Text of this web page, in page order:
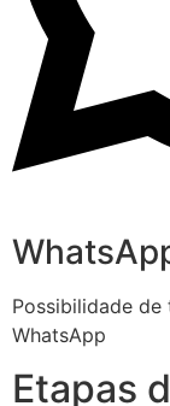
Possibilidade
WhatsApp
Etapas